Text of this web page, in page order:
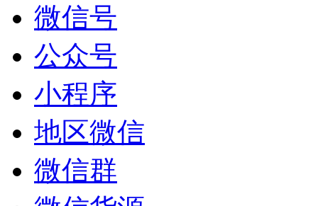
微信号
公众号
小程序
地区微信
微信群